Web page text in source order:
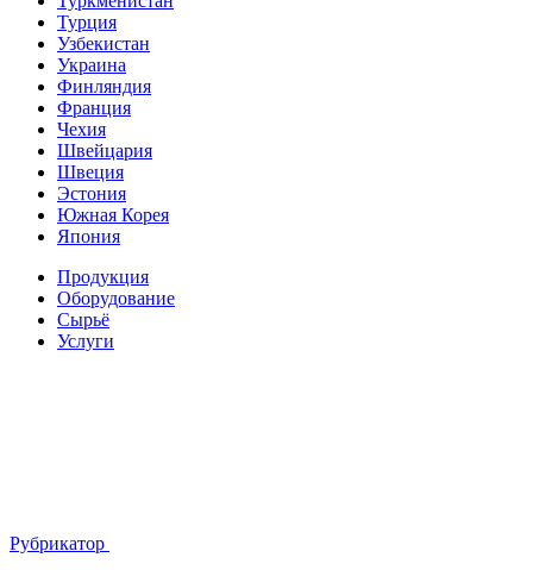
Турция
Узбекистан
Украина
Финляндия
Франция
Чехия
Швейцария
Швеция
Эстония
Южная Корея
Япония
Продукция
Оборудование
Сырьё
Услуги
Рубрикатор